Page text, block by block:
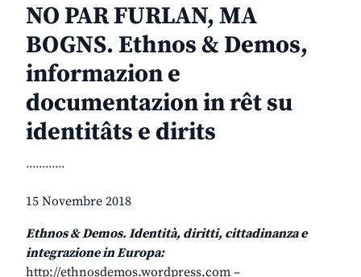
NO PAR FURLAN, MA
BOGNS. Ethnos & Demos,
informazion e
documentazion in rêt su
identitâts e dirits
............
15 Novembre 2018
Ethnos & Demos. Identità, diritti, cittadinanza e
integrazione in Europa:
http://ethnosdemos.wordpress.com –